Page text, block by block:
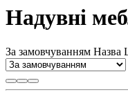
Надувні
За замовчуванням Назва